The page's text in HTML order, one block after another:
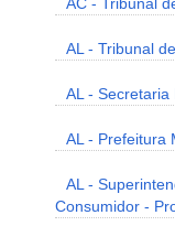
AC - Tribunal
AL - Tribunal
AL -
AL - Prefeitura
AL -
Consumidor -